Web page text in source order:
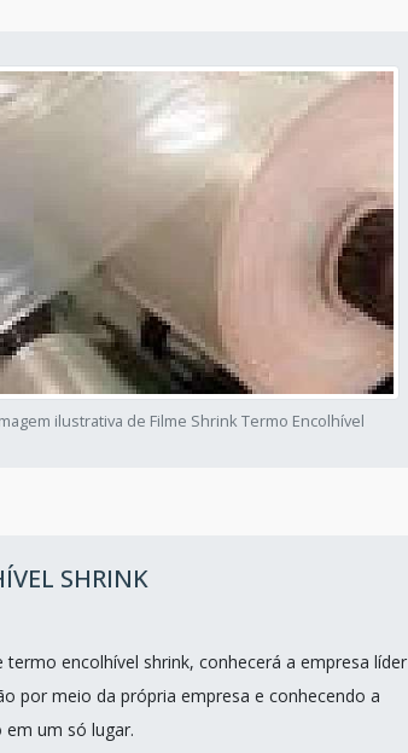
ilustrativa de Filme Shrink Termo Encolhível
SHRINK
encolhível shrink, conhecerá a empresa líder
por meio da própria empresa e conhecendo a
um só lugar.